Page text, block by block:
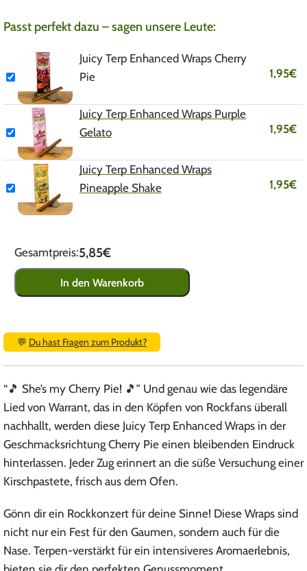
Passt perfekt dazu – sagen unsere Leute:
Juicy Terp Enhanced Wraps Cherry
Pie
1,95€
Juicy Terp Enhanced Wraps Purple
Gelato
1,95€
Juicy Terp Enhanced Wraps
Pineapple Shake
1,95€
Gesamtpreis:5,85€
In den Warenkorb
💬 Du hast Fragen zum Produkt?
“🎵 She’s my Cherry Pie! 🎵” Und genau wie das legendäre
Lied von Warrant, das in den Köpfen von Rockfans überall
nachhallt, werden diese Juicy Terp Enhanced Wraps in der
Geschmacksrichtung Cherry Pie einen bleibenden Eindruck
hinterlassen. Jeder Zug erinnert an die süße Versuchung einer
Kirschpastete, frisch aus dem Ofen.
Gönn dir ein Rockkonzert für deine Sinne! Diese Wraps sind
nicht nur ein Fest für den Gaumen, sondern auch für die
Nase. Terpen-verstärkt für ein intensiveres Aromaerlebnis,